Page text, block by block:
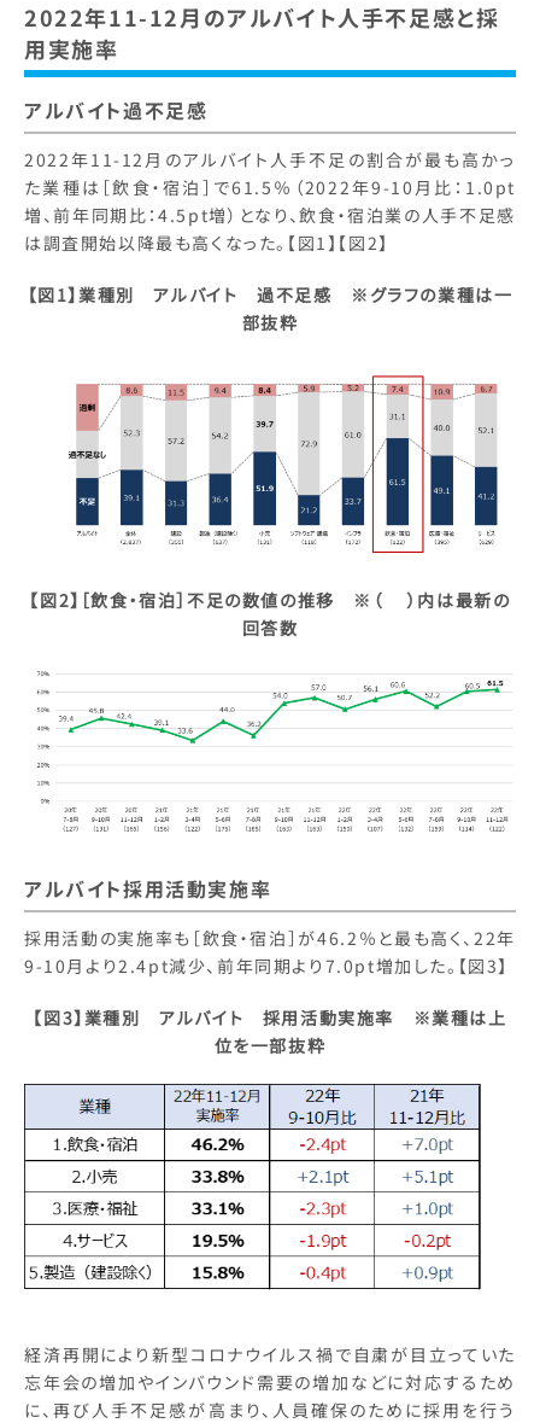
2022年11-12月のアルバイト人手不足感と採
用実施率
アルバイト過不足感
2022年11-12月のアルバイト人手不足の割合が最も高かっ
た業種は［飲食・宿泊］で61.5％（2022年9-10月比：1.0pt
増、前年同期比：4.5pt増）となり、飲食・宿泊業の人手不足感
は調査開始以降最も高くなった。【図1】【図2】
【図1】業種別 アルバイト 過不足感 ※グラフの業種は一
部抜粋
【図2】［飲食・宿泊］不足の数値の推移 ※（ ）内は最新の
回答数
アルバイト採用活動実施率
採用活動の実施率も［飲食・宿泊］が46.2％と最も高く、22年
9-10月より2.4pt減少、前年同期より7.0pt増加した。【図3】
【図3】業種別 アルバイト 採用活動実施率 ※業種は上
位を一部抜粋
経済再開により新型コロナウイルス禍で自粛が目立っていた
忘年会の増加やインバウンド需要の増加などに対応するため
に、再び人手不足感が高まり、人員確保のために採用を行う